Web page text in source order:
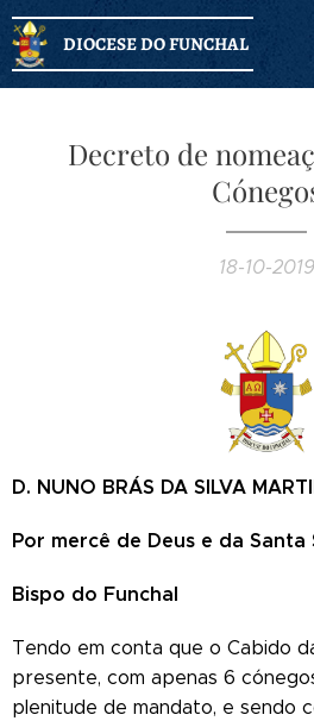
DIOCESE DO FUNCHAL
Decreto de
18-10-2019
D. NUNO BRÁS DA SILVA
Por mercê de Deus e da
Bispo do Funchal
Tendo em conta que o Cabido
presente, com apenas 6
plenitude de mandato, e sendo